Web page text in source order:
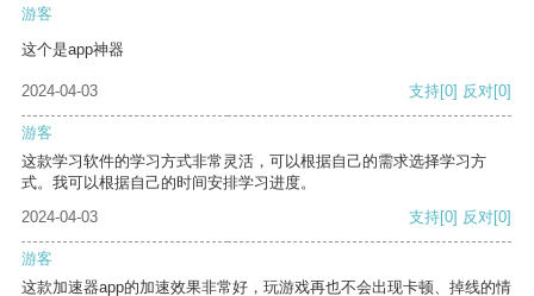
游客
这个是app神器
2024-04-03 支持[0] 反对[0]
游客
这款学习软件的学习方式非常灵活，可以根据自己的需求选择学习方
式。我可以根据自己的时间安排学习进度。
2024-04-03
支持[0] 反对[0]
游客
这款加速器app的加速效果非常好，玩游戏再也不会出现卡顿、掉线的情